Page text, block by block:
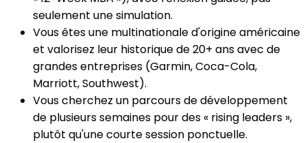
seulement une simulation.
Vous êtes une multinationale d'origine américaine
et valorisez leur historique de 20+ ans avec de
grandes entreprises (Garmin, Coca-Cola,
Marriott, Southwest).
Vous cherchez un parcours de développement
de plusieurs semaines pour des « rising leaders »,
plutôt qu'une courte session ponctuelle.